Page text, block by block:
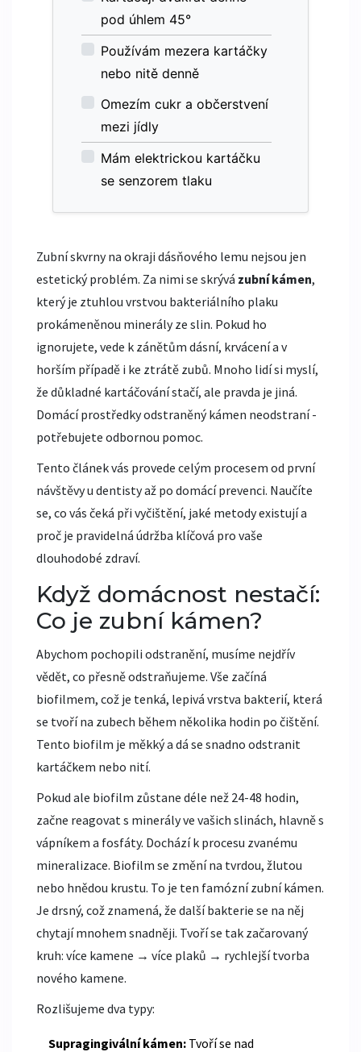
pod úhlem 45°
Používám mezera kartáčky
nebo nitě denně
Omezím cukr a občerstvení
mezi jídly
Mám elektrickou kartáčku
se senzorem tlaku
Zubní skvrny na okraji dásňového lemu nejsou jen
estetický problém. Za nimi se skrývá zubní kámen,
který je ztuhlou vrstvou bakteriálního plaku
prokámeněnou minerály ze slin. Pokud ho
ignorujete, vede k zánětům dásní, krvácení a v
horším případě i ke ztrátě zubů. Mnoho lidí si myslí,
že důkladné kartáčování stačí, ale pravda je jiná.
Domácí prostředky odstraněný kámen neodstraní -
potřebujete odbornou pomoc.
Tento článek vás provede celým procesem od první
návštěvy u dentisty až po domácí prevenci. Naučíte
se, co vás čeká při vyčištění, jaké metody existují a
proč je pravidelná údržba klíčová pro vaše
dlouhodobé zdraví.
Když domácnost nestačí:
Co je zubní kámen?
Abychom pochopili odstranění, musíme nejdřív
vědět, co přesně odstraňujeme. Vše začíná
biofilmem, což je tenká, lepivá vrstva bakterií, která
se tvoří na zubech během několika hodin po čištění.
Tento biofilm je měkký a dá se snadno odstranit
kartáčkem nebo nití.
Pokud ale biofilm zůstane déle než 24-48 hodin,
začne reagovat s minerály ve vašich slinách, hlavně s
vápníkem a fosfáty. Dochází k procesu zvanému
mineralizace. Biofilm se změní na tvrdou, žlutou
nebo hnědou krustu. To je ten famózní zubní kámen.
Je drsný, což znamená, že další bakterie se na něj
chytají mnohem snadněji. Tvoří se tak začarovaný
kruh: více kamene → více plaků → rychlejší tvorba
nového kamene.
Rozlišujeme dva typy:
Supragingivální kámen: Tvoří se nad